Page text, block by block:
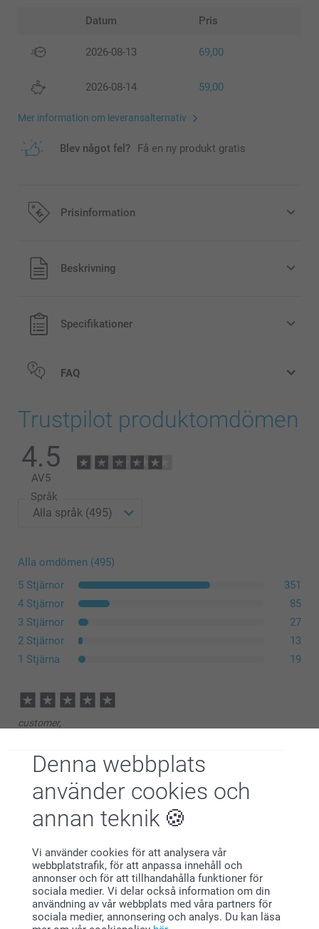
Denna webbplats
använder cookies och
annan teknik
Vi använder cookies för att analysera vår
webbplatstrafik, för att anpassa innehåll och
annonser och för att tillhandahålla funktioner för
sociala medier. Vi delar också information om din
användning av vår webbplats med våra partners för
sociala medier, annonsering och analys. Du kan läsa
Datum Pris
2026-08-13 69,00
2026-08-14 59,00
Mer information om leveransalternativ
Blev något fel? Få en ny produkt gratis
Prisinformation
Alla priser är i svenska kronor (SEK), inklusive moms och
exklusive porto.
Beskrivning
Specifikationer
FAQ
Trustpilot produktomdömen
4.5
AV5
Språk
Alla omdömen (495)
5 Stjärnor
351
4 Stjärnor
85
3 Stjärnor
27
2 Stjärnor
13
1 Stjärna
19
customer,
Väldigt nöjd. Bra bild och kvalitet. Blev uppskattad
Ing-Britt,
2026-07-27
Jättefint pussel
Visa reaktioner
2026-07-30
11:57